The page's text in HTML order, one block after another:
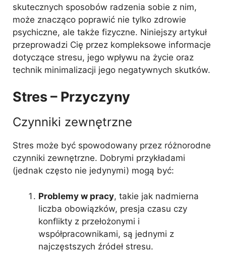
skutecznych sposobów radzenia sobie z nim,
może znacząco poprawić nie tylko zdrowie
psychiczne, ale także fizyczne. Niniejszy artykuł
przeprowadzi Cię przez kompleksowe informacje
dotyczące stresu, jego wpływu na życie oraz
technik minimalizacji jego negatywnych skutków.
Stres – Przyczyny
Czynniki zewnętrzne
Stres może być spowodowany przez różnorodne
czynniki zewnętrzne. Dobrymi przykładami
(jednak często nie jedynymi) mogą być:
Problemy w pracy, takie jak nadmierna
liczba obowiązków, presja czasu czy
konflikty z przełożonymi i
współpracownikami, są jednymi z
najczęstszych źródeł stresu.